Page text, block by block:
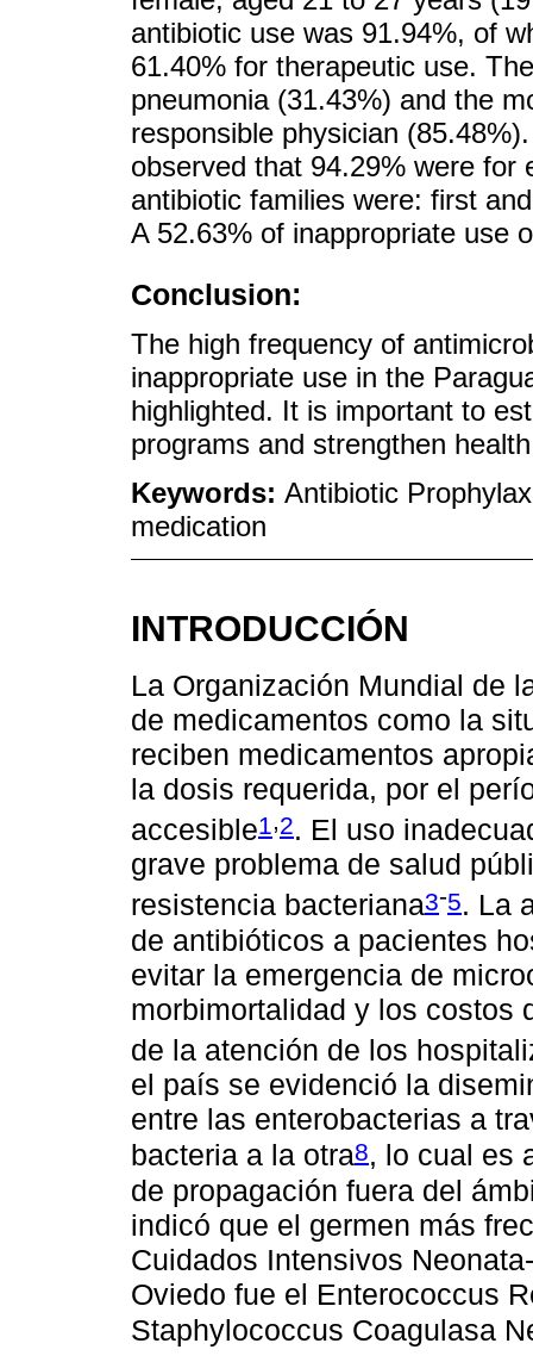
antibiotic use was 91.94%, of
61.40% for therapeutic use.
pneumonia (31.43%) and the
responsible physician
observed that 94.29% were for
antibiotic families were: first
A 52.63% of inappropriate use
Conclusion:
The high frequency of
inappropriate use in the
highlighted. It is important to
programs and strengthen
Keywords: Antibiotic
medication
INTRODUCCIÓN
La Organización Mundial de
de medicamentos como la
reciben medicamentos
la dosis requerida, por el
accesible1,2. El uso
grave problema de salud
resistencia bacteriana3-5. La
de antibióticos a pacientes
evitar la emergencia de
morbimortalidad y los costos
de la atención de los
el país se evidenció la
entre las enterobacterias a
bacteria a la otra8, lo cual es
de propagación fuera del
indicó que el germen más
Cuidados Intensivos
Oviedo fue el Enterococcus
Staphylococcus Coagulasa